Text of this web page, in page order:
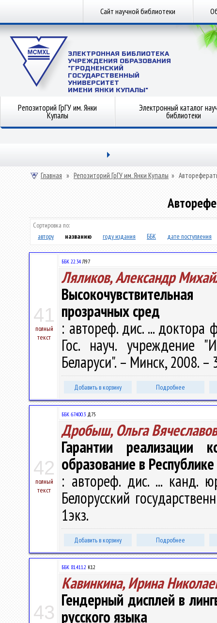
Сайт научной библиотеки
ЭЛЕКТРОННАЯ БИБЛИОТЕКА
УЧРЕЖДЕНИЯ ОБРАЗОВАНИЯ
"ГРОДНЕНСКИЙ
ГОСУДАРСТВЕННЫЙ
УНИВЕРСИТЕТ
ИМЕНИ ЯНКИ КУПАЛЫ"
Репозиторий ГрГУ им. Янки
Купалы
Электронный каталог
библиотеки
Главная » Репозиторий ГрГУ им. Янки Купалы »
Сортировка по:
автору
названию году издания ББК дате поступления
41
полный
текст
ББК 22.34Л97
Ляликов, Александр
прозрачных сред
: автореф. дис. ...
Гос. науч. учреждение
Беларуси". – Минск, 2008. –
Добавить в корзину Подробнее
42
полный
текст
ББК 67.400.3 Д75
Дробыш, Ольга
Гарантии реализации
образование в
: автореф. дис. ...
Белорусский
1экз.
Добавить в корзину Подробнее
43
ББК 81.411.2 К12
Кавинкина, Ирина
Гендерный дисплей в
русского языка